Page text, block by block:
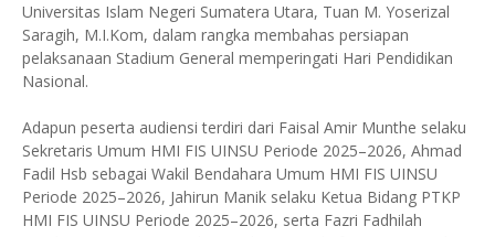
Universitas Islam Negeri Sumatera Utara, Tuan M. Yoserizal
Saragih, M.I.Kom, dalam rangka membahas persiapan
pelaksanaan Stadium General memperingati Hari Pendidikan
Nasional.
Adapun peserta audiensi terdiri dari Faisal Amir Munthe selaku
Sekretaris Umum HMI FIS UINSU Periode 2025–2026, Ahmad
Fadil Hsb sebagai Wakil Bendahara Umum HMI FIS UINSU
Periode 2025–2026, Jahirun Manik selaku Ketua Bidang PTKP
HMI FIS UINSU Periode 2025–2026, serta Fazri Fadhilah